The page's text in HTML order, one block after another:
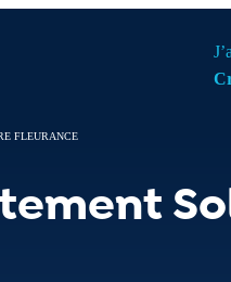
FLEURANCE